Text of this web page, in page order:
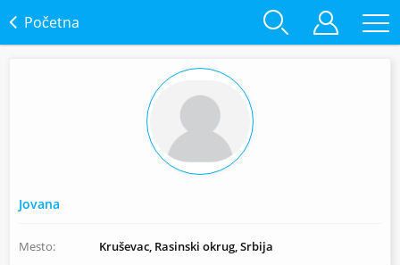
Početna
Jovana
Mesto: Kruševac, Rasinski okrug, Srbija